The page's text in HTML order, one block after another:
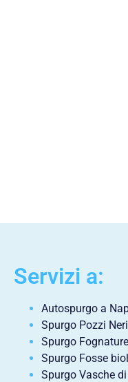
Servizi a:
Autospurgo a
Spurgo Pozzi
Spurgo
Spurgo Fosse
Spurgo Vasche